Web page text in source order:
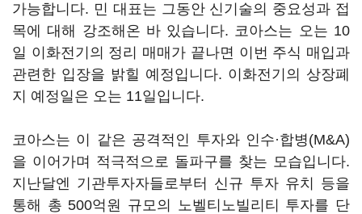
가능합니다. 민 대표는 그동안 신기술의 중요성과 접
목에 대해 강조해온 바 있습니다. 코아스는 오는 10
일 이화전기의 정리 매매가 끝나면 이번 주식 매입과
관련한 입장을 밝힐 예정입니다. 이화전기의 상장폐
지 예정일은 오는 11일입니다.
코아스는 이 같은 공격적인 투자와 인수·합병(M&A)
을 이어가며 적극적으로 돌파구를 찾는 모습입니다.
지난달엔 기관투자자들로부터 신규 투자 유치 등을
통해 총 500억원 규모의 노벨티노빌리티 투자를 단